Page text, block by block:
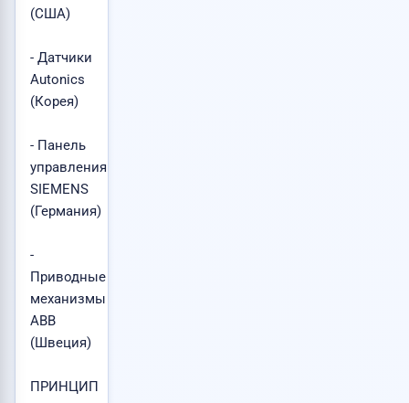
(США)
- Датчики
Autonics
(Корея)
- Панель
управления
SIEMENS
(Германия)
-
Приводные
механизмы
ABB
(Швеция)
ПРИНЦИП